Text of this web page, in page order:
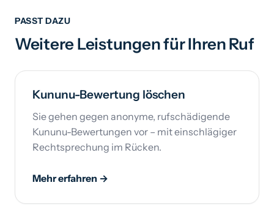
PASST DAZU
Weitere Leistungen für Ihren Ruf
Kununu-Bewertung löschen
Sie gehen gegen anonyme, rufschädigende
Kununu-Bewertungen vor – mit einschlägiger
Rechtsprechung im Rücken.
Mehr erfahren →